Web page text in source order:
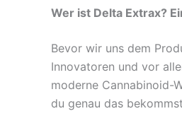
Wer ist Delta Extrax?
Bevor wir uns dem
Innovatoren und vor
moderne Cannabinoid-
du genau das